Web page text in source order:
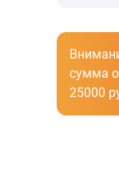
сумма
25000